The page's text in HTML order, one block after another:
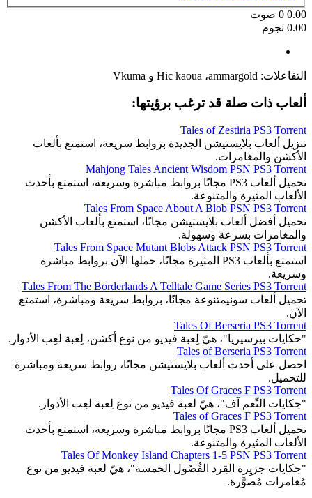
0.00
0 صوت
0.00 نجوم
التفاعلات: ammargold، Hic kaoua و Vkuma
ألعاب ذات صلة قد ترغب برؤيتها:
Tales of Zestiria PS3 Torrent
تنزيل ألعاب بلايستيشن الجديدة بروابط سريعة، استمتع بألعاب
الأكشن والمغامرات.
Mahjong Tales Ancient Wisdom PSN PS3 Torrent
تحميل ألعاب PS3 مجانًا بروابط مباشرة وسريعة، استمتع بأحدث
الألعاب المثيرة والمتنوعة.
Tales From Space About A Blob PSN PS3 Torrent
تحميل أفضل ألعاب بلايستيشن مجانًا، استمتع بألعاب الأكشن
والمغامرات بسرعة وسهولة.
Tales From Space Mutant Blobs Attack PSN PS3 Torrent
استمتع بألعاب PS3 المثيرة مجانًا، حملها الآن بروابط مباشرة
وسريعة.
Tales From The Borderlands A Telltale Game Series PS3 Torrent
تحميل ألعاب سونيمتنوعة مجانًا، بروابط سريعة ومباشرة، استمتع
الآن.
Tales Of Berseria PS3 Torrent
"حكايات بيرسيريا"، هيّ لِعبة فيديو من نوع أكشن، لِعبة لعِب الأدوار.
Tales of Berseria PS3 Torrent
احصل على أحدث ألعاب بلايستيشن مجانًا، روابط سريعة ومباشرة
للتحميل.
Tales Of Graces F PS3 Torrent
"حِكايات النِّعم آف"، هيّ لعبة فيديو من نوع لِعبة لعِب الأدوار.
Tales of Graces F PS3 Torrent
تحميل ألعاب PS3 مجانًا بروابط مباشرة وسريعة، استمتع بأحدث
الألعاب المثيرة والمتنوعة.
Tales Of Monkey Island Chapters 1-5 PSN PS3 Torrent
"حِكايات جزيِرة القِرد الفُصُول الخمسة"، هيّ لعبة فيديو من نوع
مُغامرات مُصوَّرة.